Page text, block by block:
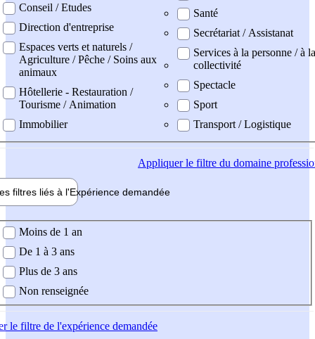
Conseil / Etudes
Direction d'entreprise
Espaces verts et naturels /
Agriculture / Pêche / Soins aux
animaux
Hôtellerie - Restauration /
Tourisme / Animation
Immobilier
Santé
Secrétariat / Assistanat
Services à la personne / à la
collectivité
Spectacle
Sport
Transport / Logistique
Appliquerle filtre du domaine
filtres liés à l'Expérience demandée
demandée
Moins de 1 an
De 1 à 3 ans
Plus de 3 ans
Non renseignée
le filtre de l'expérience demandée